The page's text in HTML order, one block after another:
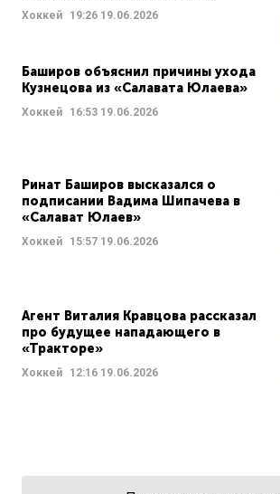
Хоккей 19:26 19.06.2026
Баширов объяснил причины ухода
Кузнецова из «Салавата Юлаева»
Хоккей 16:53 19.06.2026
Ринат Баширов высказался о
подписании Вадима Шипачева в
«Салават Юлаев»
Хоккей 15:57 19.06.2026
Агент Виталия Кравцова рассказал
про будущее нападающего в
«Тракторе»
Хоккей 12:16 19.06.2026